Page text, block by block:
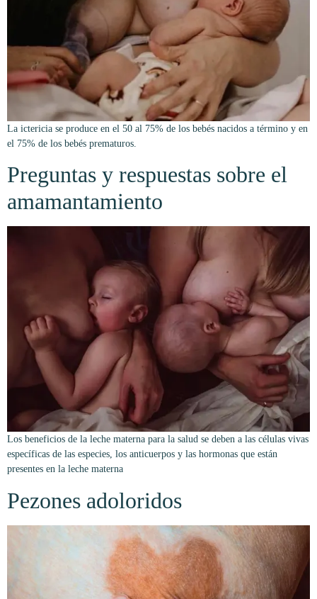
La ictericia se produce en el 50 al 75% de los bebés nacidos a término y en
el 75% de los bebés prematuros.
Preguntas y respuestas sobre el
amamantamiento
Los beneficios de la leche materna para la salud se deben a las células vivas
específicas de las especies, los anticuerpos y las hormonas que están
presentes en la leche materna
Pezones adoloridos